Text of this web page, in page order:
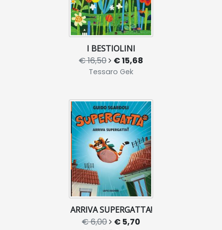
I BESTIOLINI
€ 16,50 € 15,68
Tessaro Gek
ARRIVA SUPERGATTA!
€ 6,00 € 5,70